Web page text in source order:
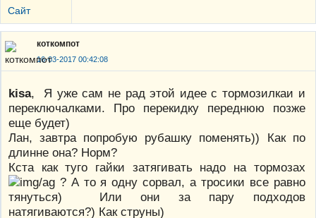
Сайт
коткомпот
16-03-2017 00:42:08
kisa, Я уже сам не рад этой идее с тормозилкаи и
переключалками. Про перекидку переднюю позже
еще будет)
Лан, завтра попробую рубашку поменять)) Как по
длинне она? Норм?
Кста как туго гайки затягивать надо на тормозах
? А то я одну сорвал, а тросики все равно
тянуться) Или они за пару подходов
натягиваются?) Как струны)